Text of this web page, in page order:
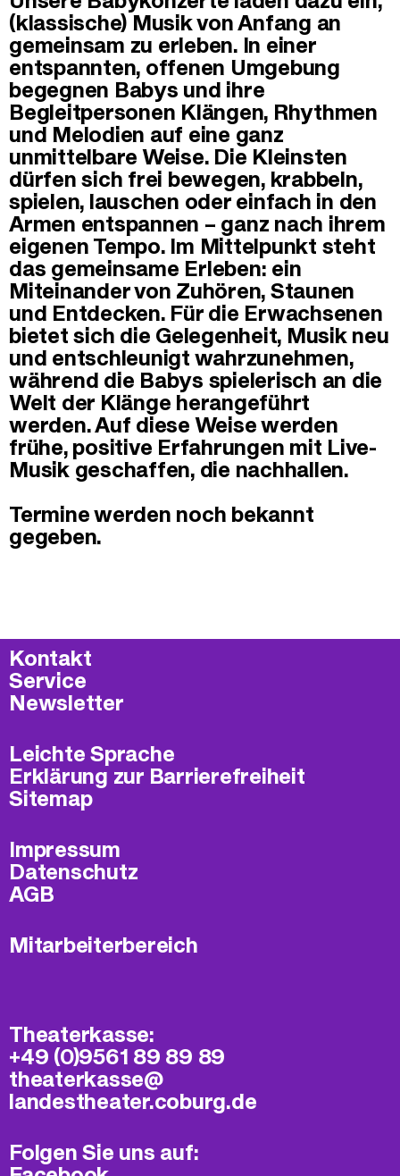
(klassische) Musik von Anfang an
gemeinsam zu erleben. In einer
entspannten, offenen Umgebung
begegnen Babys und ihre
Begleitpersonen Klängen, Rhythmen
und Melodien auf eine ganz
unmittelbare Weise. Die Kleinsten
dürfen sich frei bewegen, krabbeln,
spielen, lauschen oder einfach in den
Armen entspannen – ganz nach ihrem
eigenen Tempo. Im Mittelpunkt steht
das gemeinsame Erleben: ein
Miteinander von Zuhören, Staunen
und Entdecken. Für die Erwachsenen
bietet sich die Gelegenheit, Musik neu
und entschleunigt wahrzunehmen,
während die Babys spielerisch an die
Welt der Klänge herangeführt
werden. Auf diese Weise werden
frühe, positive Erfahrungen mit Live-
Musik geschaffen, die nachhallen.
Termine werden noch bekannt
gegeben.
Kontakt
Service
Newsletter
Leichte Sprache
Erklärung zur Barrierefreiheit
Sitemap
Impressum
Datenschutz
AGB
Mitarbeiterbereich
Theaterkasse:
+49 (0)9561 89 89 89
theaterkasse@​
landestheater.coburg.de
Folgen Sie uns auf: